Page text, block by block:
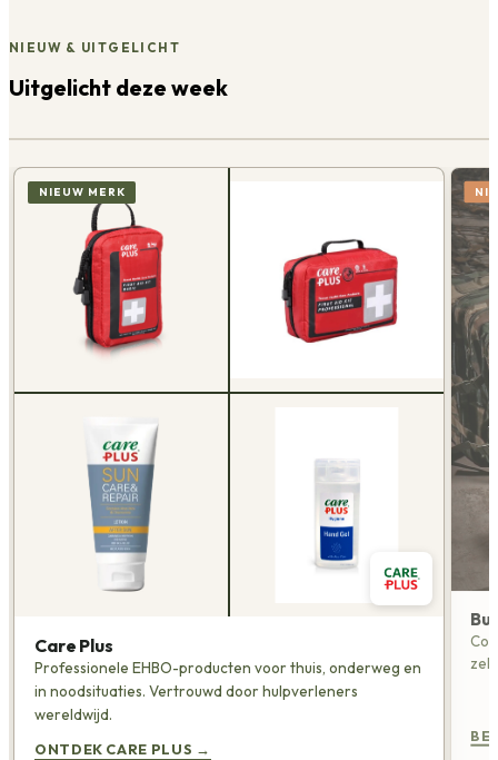
NIEUW & UITGELICHT
Uitgelicht deze week
NIEUW MERK
Care Plus
Professionele EHBO-producten voor thuis, onderweg en
in noodsituaties. Vertrouwd door hulpverleners
wereldwijd.
ONTDEK CARE PLUS →